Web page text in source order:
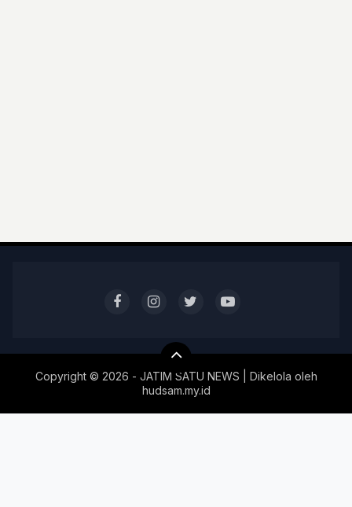
Copyright © 2026 - JATIM SATU NEWS | Dikelola oleh
hudsam.my.id